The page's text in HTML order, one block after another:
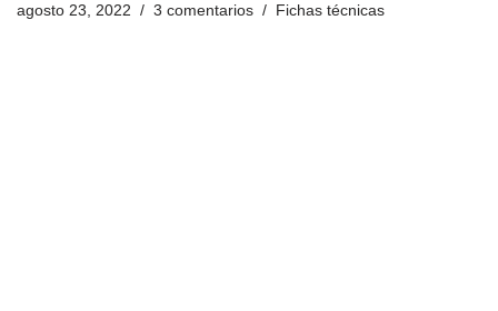
agosto 23, 2022 3 comentarios Fichas técnicas